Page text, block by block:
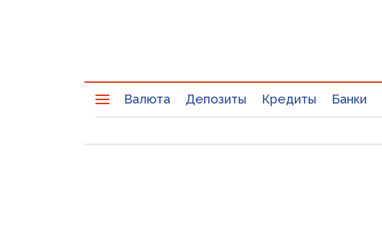
Валюта Депозиты Кредиты Банки